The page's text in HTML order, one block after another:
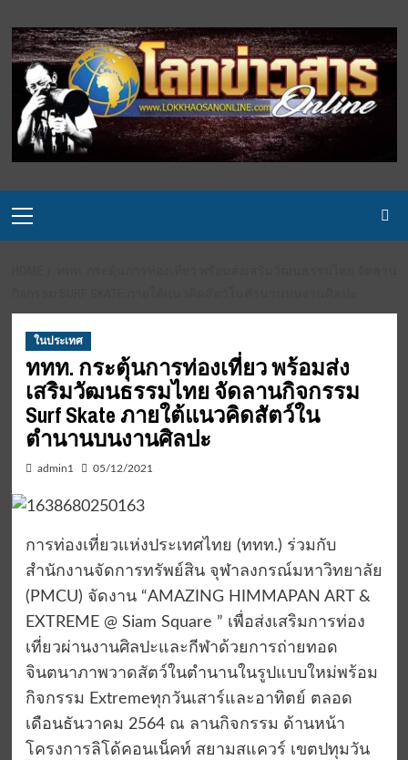
to
content
Menu
ในประเทศ
ททท. กระตุ้นการท่องเที่ยว พร้อมส่ง
เสริมวัฒนธรรมไทย จัดลานกิจกรรม
Surf Skate ภายใต้แนวคิดสัตว์ใน
ตำนานบนงานศิลปะ
admin1 05/12/2021
การท่องเที่ยวแห่งประเทศไทย (ททท.) ร่วมกับ
สำนักงานจัดการทรัพย์สิน จุฬาลงกรณ์มหาวิทยาลัย
(PMCU) จัดงาน “AMAZING HIMMAPAN ART &
EXTREME @ Siam Square ” เพื่อส่งเสริมการท่อง
เที่ยวผ่านงานศิลปะและกีฬาด้วยการถ่ายทอด
จินตนาภาพวาดสัตว์ในตำนานในรูปแบบใหม่พร้อม
กิจกรรม Extremeทุกวันเสาร์และอาทิตย์ ตลอด
เดือนธันวาคม 2564 ณ ลานกิจกรรม ด้านหน้า
โครงการลิโด้คอนเน็คท์ สยามสแควร์ เขตปทุมวัน